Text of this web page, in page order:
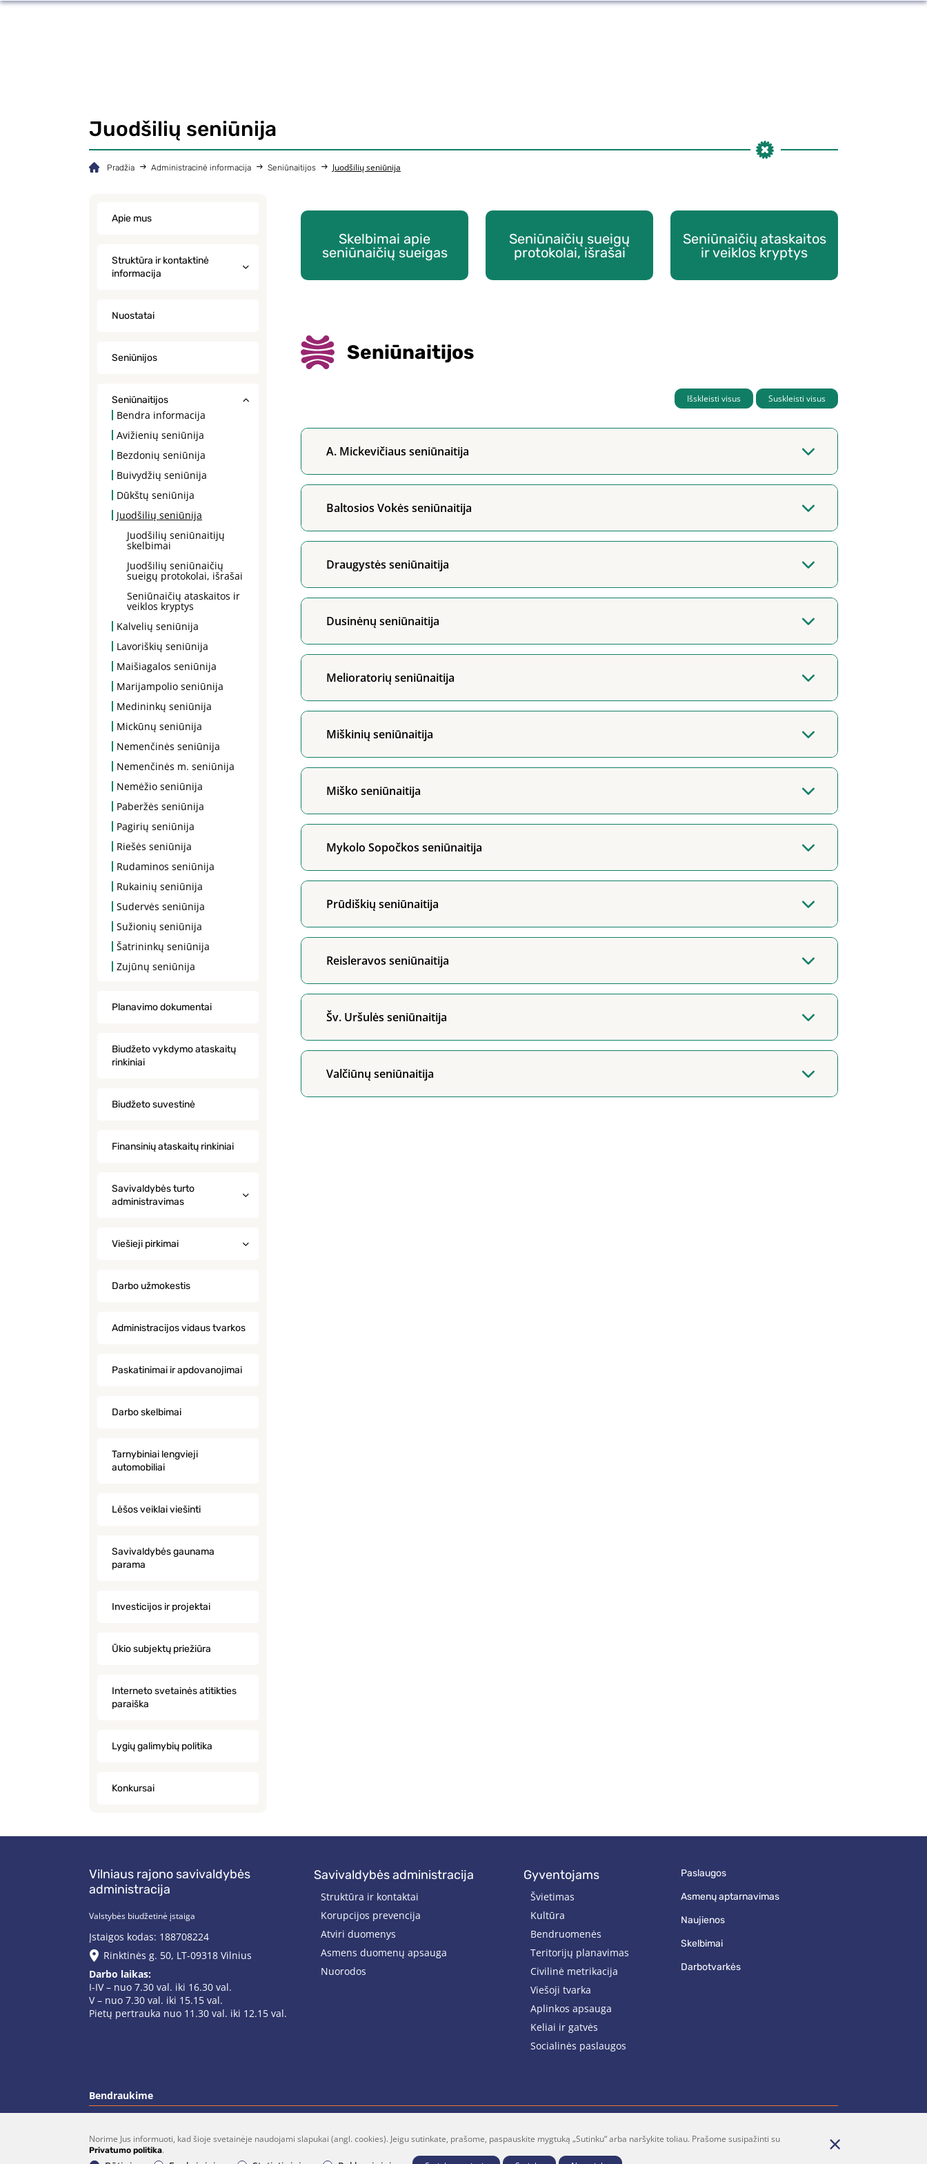
Juodšilių seniūnija
Pradžia Administracinė informacija Seniūnaitijos Juodšilių seniūnija
Apie mus
Struktūra ir kontaktinė
informacija
Nuostatai
Seniūnijos
Seniūnaitijos
Bendra informacija
Avižienių seniūnija
Bezdonių seniūnija
Buivydžių seniūnija
Dūkštų seniūnija
Juodšilių seniūnija
Juodšilių seniūnaitijų
skelbimai
Juodšilių seniūnaičių
sueigų protokolai, išrašai
Seniūnaičių ataskaitos ir
veiklos kryptys
Kalvelių seniūnija
Lavoriškių seniūnija
Maišiagalos seniūnija
Marijampolio seniūnija
Medininkų seniūnija
Mickūnų seniūnija
Nemenčinės seniūnija
Nemenčinės m. seniūnija
Nemėžio seniūnija
Paberžės seniūnija
Pagirių seniūnija
Riešės seniūnija
Rudaminos seniūnija
Rukainių seniūnija
Sudervės seniūnija
Sužionių seniūnija
Šatrininkų seniūnija
Zujūnų seniūnija
Planavimo dokumentai
Biudžeto vykdymo ataskaitų
rinkiniai
Biudžeto suvestinė
Finansinių ataskaitų rinkiniai
Savivaldybės turto
administravimas
Viešieji pirkimai
Darbo užmokestis
Administracijos vidaus tvarkos
Paskatinimai ir apdovanojimai
Darbo skelbimai
Tarnybiniai lengvieji
automobiliai
Lėšos veiklai viešinti
Savivaldybės gaunama
parama
Investicijos ir projektai
Ūkio subjektų priežiūra
Interneto svetainės atitikties
paraiška
Lygių galimybių politika
Konkursai
Skelbimai apie
seniūnaičių sueigas
Seniūnaičių sueigų
protokolai, išrašai
Seniūnaičių ataskaitos
ir veiklos kryptys
Seniūnaitijos
Išskleisti visus Suskleisti visus
A. Mickevičiaus seniūnaitija
Baltosios Vokės seniūnaitija
Draugystės seniūnaitija
Dusinėnų seniūnaitija
Melioratorių seniūnaitija
Miškinių seniūnaitija
Miško seniūnaitija
Mykolo Sopočkos seniūnaitija
Prūdiškių seniūnaitija
Reisleravos seniūnaitija
Šv. Uršulės seniūnaitija
Valčiūnų seniūnaitija
Vilniaus rajono savivaldybės
administracija
Valstybės biudžetinė įstaiga
Įstaigos kodas: 188708224
Rinktinės g. 50, LT-09318 Vilnius
Darbo laikas:
I-IV – nuo 7.30 val. iki 16.30 val.
V – nuo 7.30 val. iki 15.15 val.
Pietų pertrauka nuo 11.30 val. iki 12.15 val.
savivaldybės administracija
Struktūra ir kontaktai
Korupcijos prevencija
Atviri duomenys
Asmens duomenų apsauga
Nuorodos
gyventojams
Švietimas
Kultūra
Bendruomenės
Teritorijų planavimas
Civilinė metrikacija
Viešoji tvarka
Aplinkos apsauga
Keliai ir gatvės
Socialinės paslaugos
paslaugos
asmenų aptarnavimas
naujienos
skelbimai
darbotvarkės
Bendraukime
(0 5)  275 1990 vrsa@vrsa.lt Facebook Youtube Prenumerata Parašykite mums
Norime Jus informuoti, kad šioje svetainėje naudojami slapukai (angl. cookies). Jeigu sutinkate, prašome, paspauskite mygtuką „Sutinku“ arba naršykite toliau. Prašome susipažinti su
Privatumo politika.